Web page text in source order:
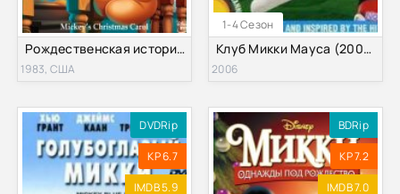
Рождественская история Микки (1983)
1983, США
1-4 Сезон
Клуб Микки Мауса (2006) 1,2,3,4 Сезон
2006
DVDRip
KP 6.7
IMDB 5.9
BDRip
KP 7.2
IMDB 7.0